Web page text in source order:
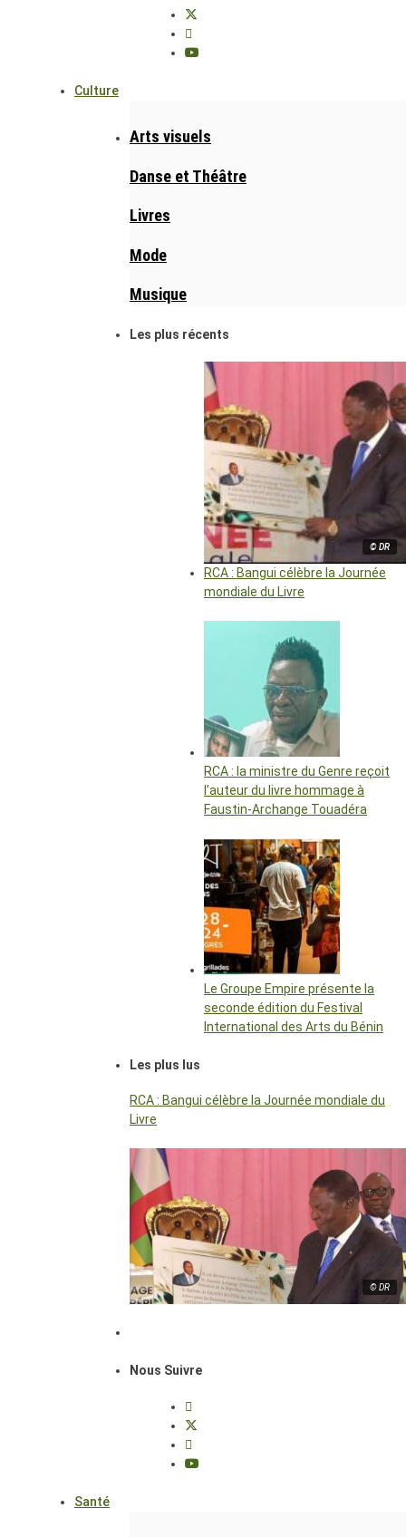
Culture
Arts visuels
Danse et Théâtre
Livres
Mode
Musique
Les plus récents
© DR
RCA : Bangui célèbre la Journée
mondiale du Livre
RCA : la ministre du Genre reçoit
l’auteur du livre hommage à
Faustin-Archange Touadéra
Le Groupe Empire présente la
seconde édition du Festival
International des Arts du Bénin
Les plus lus
RCA : Bangui célèbre la Journée mondiale du
Livre
© DR
Nous Suivre
Santé